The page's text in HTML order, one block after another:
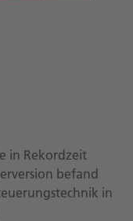
in Rekordzeit
befand
in